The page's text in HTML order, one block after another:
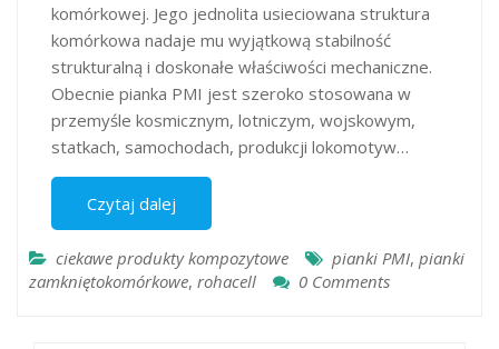
komórkowej. Jego jednolita usieciowana struktura
komórkowa nadaje mu wyjątkową stabilność
strukturalną i doskonałe właściwości mechaniczne.
Obecnie pianka PMI jest szeroko stosowana w
przemyśle kosmicznym, lotniczym, wojskowym,
statkach, samochodach, produkcji lokomotyw…
Czytaj dalej
ciekawe produkty kompozytowe pianki PMI, pianki
zamkniętokomórkowe, rohacell 0 Comments